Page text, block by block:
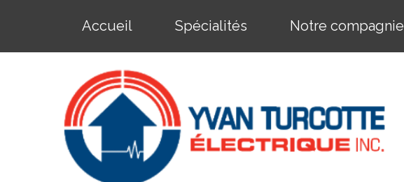
Accueil Spécialités Notre compagnie